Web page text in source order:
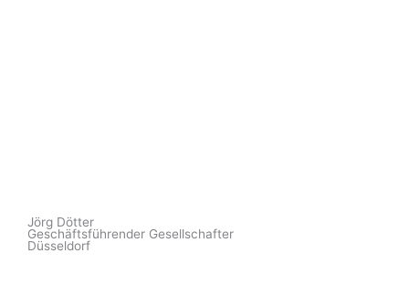
Jörg Dötter
Geschäftsführender Gesellschafter
Düsseldorf